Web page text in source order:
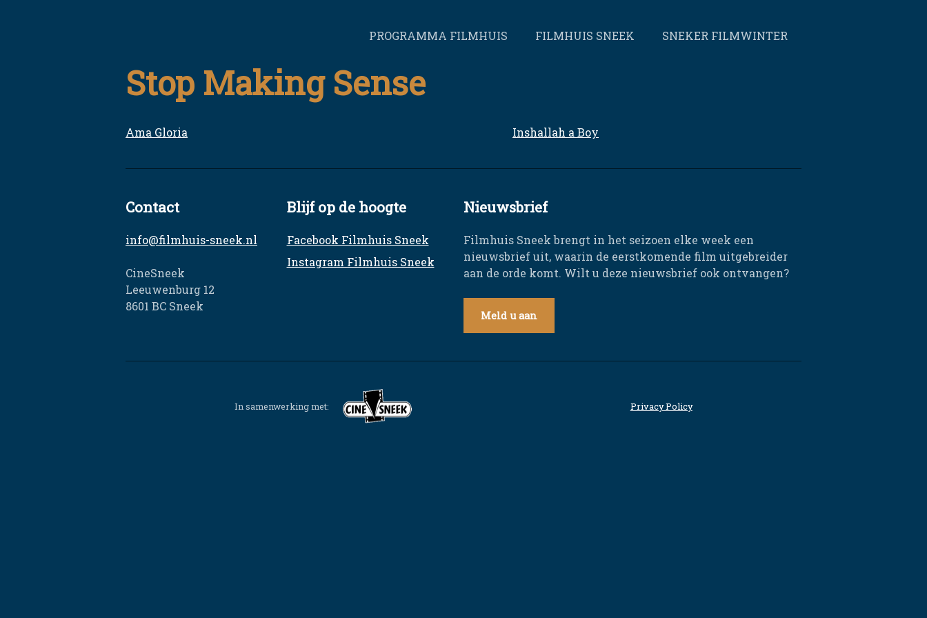
PROGRAMMA FILMHUIS FILMHUIS SNEEK SNEKER FILMWINTER
Stop Making Sense
Bericht
Ama Gloria Inshallah a Boy
Contact
info@filmhuis-sneek.nl
CineSneek
Leeuwenburg 12
8601 BC Sneek
Blijf op de hoogte
Facebook Filmhuis Sneek
Instagram Filmhuis Sneek
Nieuwsbrief
Filmhuis Sneek brengt in het seizoen elke week een
nieuwsbrief uit, waarin de eerstkomende film uitgebreider
aan de orde komt. Wilt u deze nieuwsbrief ook ontvangen?
Meld u aan
In samenwerking met: Privacy Policy